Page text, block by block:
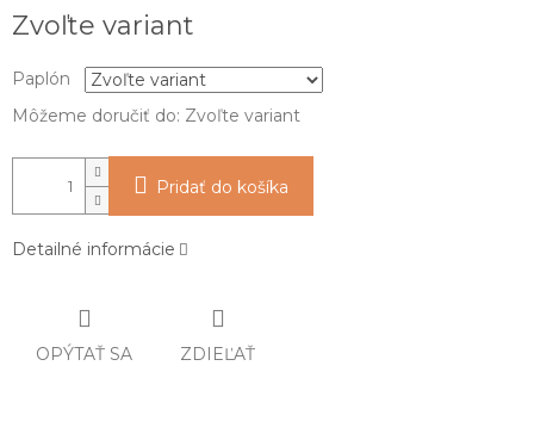
cena:
Zvoľte variant
Paplón
Môžeme doručiť do: Zvoľte variant
Pridať do košíka
Detailné informácie
OPÝTAŤ SA ZDIEĽAŤ